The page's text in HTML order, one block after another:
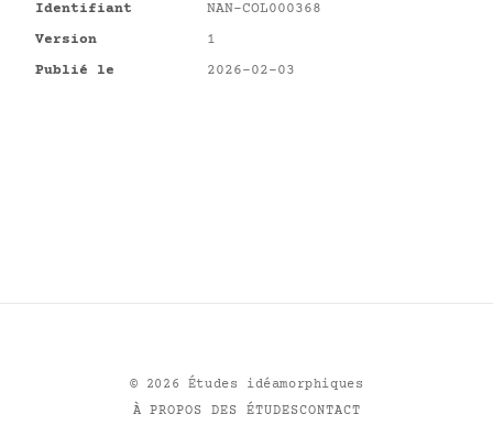
Identifiant
NAN-COL000368
Version
1
Publié le
2026-02-03
© 2026 Études idéamorphiques
À PROPOS DES ÉTUDESCONTACT